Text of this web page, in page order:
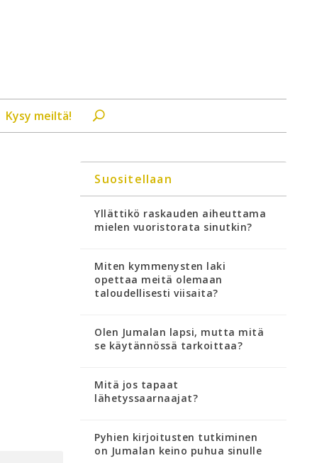
Kysy meiltä!
Suositellaan
Yllättikö raskauden aiheuttama
mielen vuoristorata sinutkin?
Miten kymmenysten laki
opettaa meitä olemaan
taloudellisesti viisaita?
Olen Jumalan lapsi, mutta mitä
se käytännössä tarkoittaa?
Mitä jos tapaat
lähetyssaarnaajat?
Pyhien kirjoitusten tutkiminen
on Jumalan keino puhua sinulle